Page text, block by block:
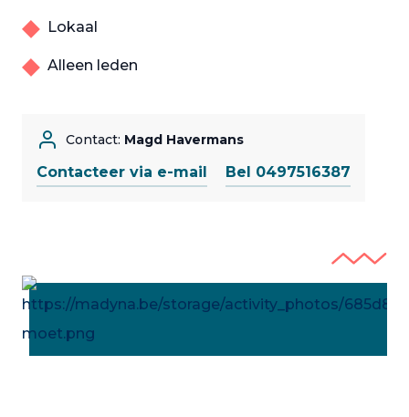
Lokaal
Alleen leden
Contact: Magd Havermans
Contacteer via e-mail Bel 0497516387